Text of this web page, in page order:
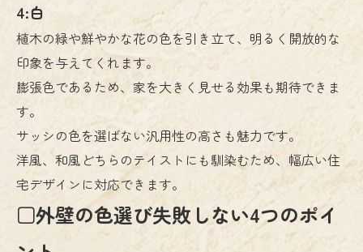
4:白
植木の緑や鮮やかな花の色を引き立て、明るく開放的な
印象を与えてくれます。
膨張色であるため、家を大きく見せる効果も期待できま
す。
サッシの色を選ばない汎用性の高さも魅力です。
洋風、和風どちらのテイストにも馴染むため、幅広い住
宅デザインに対応できます。
□外壁の色選び失敗しない4つのポイ